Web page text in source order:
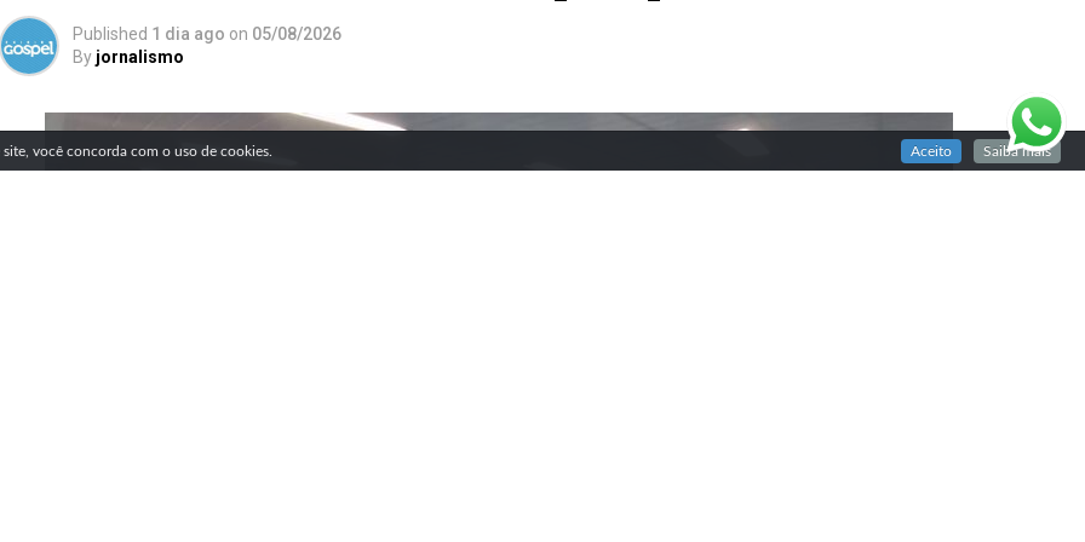
Published 1 dia ago on 05/08/2026
By jornalismo
você concorda com o uso de cookies. Aceito Saiba mais